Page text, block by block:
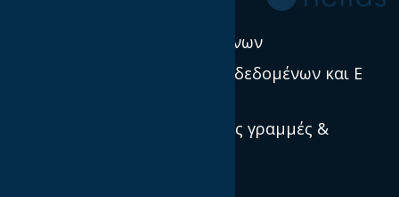
Πολιτική χρήσης δεδομένων
Προστασία προσωπικών δεδομένων και E
Πρότυπα, κατευθυντήριες γραμμές &